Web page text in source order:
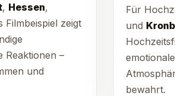
, Hessen,
Filmbeispiel zeigt
Reaktionen –
und
Für
und
bewahrt.